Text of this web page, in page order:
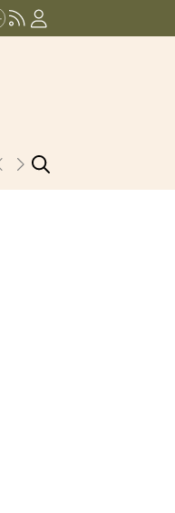
UPCOMINDEX:
PODCAST